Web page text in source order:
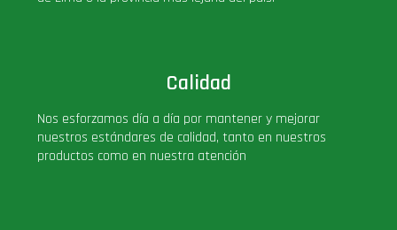
Pop Regular
Calidad
Nos esforzamos día a día por mantener y mejorar
nuestros estándares de calidad, tanto en nuestros
productos como en nuestra atención